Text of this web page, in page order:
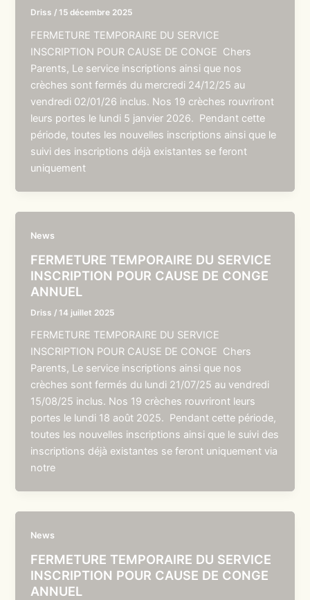
Driss /15 décembre 2025
FERMETURE TEMPORAIRE DU SERVICE
INSCRIPTION POUR CAUSE DE CONGE Chers
Parents, Le service inscriptions ainsi que nos
crèches sont fermés du mercredi 24/12/25 au
vendredi 02/01/26 inclus. Nos 19 crèches rouvriront
leurs portes le lundi 5 janvier 2026. Pendant cette
période, toutes les nouvelles inscriptions ainsi que le
suivi des inscriptions déjà existantes se feront
uniquement
News
FERMETURE TEMPORAIRE DU SERVICE
INSCRIPTION POUR CAUSE DE CONGE
ANNUEL
Driss /14 juillet 2025
FERMETURE TEMPORAIRE DU SERVICE
INSCRIPTION POUR CAUSE DE CONGE Chers
Parents, Le service inscriptions ainsi que nos
crèches sont fermés du lundi 21/07/25 au vendredi
15/08/25 inclus. Nos 19 crèches rouvriront leurs
portes le lundi 18 août 2025. Pendant cette période,
toutes les nouvelles inscriptions ainsi que le suivi des
inscriptions déjà existantes se feront uniquement via
notre
News
FERMETURE TEMPORAIRE DU SERVICE
INSCRIPTION POUR CAUSE DE CONGE
ANNUEL